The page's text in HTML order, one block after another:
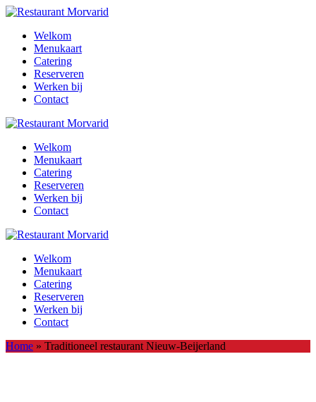
Welkom
Menukaart
Catering
Reserveren
Werken bij
Contact
Welkom
Menukaart
Catering
Reserveren
Werken bij
Contact
Welkom
Menukaart
Catering
Reserveren
Werken bij
Contact
Home » Traditioneel restaurant Nieuw-Beijerland